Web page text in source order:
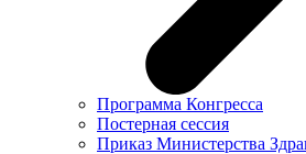
Программа Конгресса
Постерная сессия
Приказ Министерства